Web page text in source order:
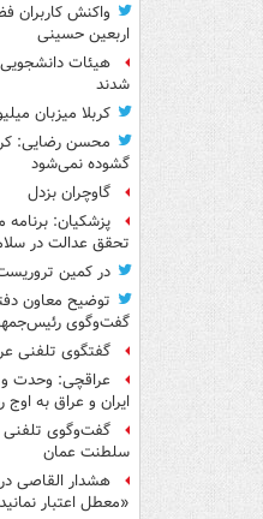
واکنش کاربران
اربعین حسینی
هیئات
شدند
کربلا میزبان
محسن رضایی:
گشوده نمی‌شود
گاوچران بزدل
پزشکیان: برنامه
تحقق عدالت در
در کمین
توضیح معاون
گفت‌وگوی
گفتگوی تلفنی
عراقچی: وحدت و
ایران و عراق به اوج
گفت‌وگوی تلفنی
سلطنت عمان
هشدار القاصی
«معطل اعتبار